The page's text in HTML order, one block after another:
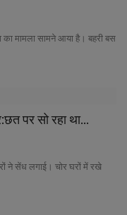
का मामला सामने आया है। बहरी बस
पर सो रहा था...
ने सेंध लगाई। चोर घरों में रखे